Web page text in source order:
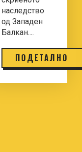
наследство
од Западен
Балкан....
ПОДЕТАЛНО